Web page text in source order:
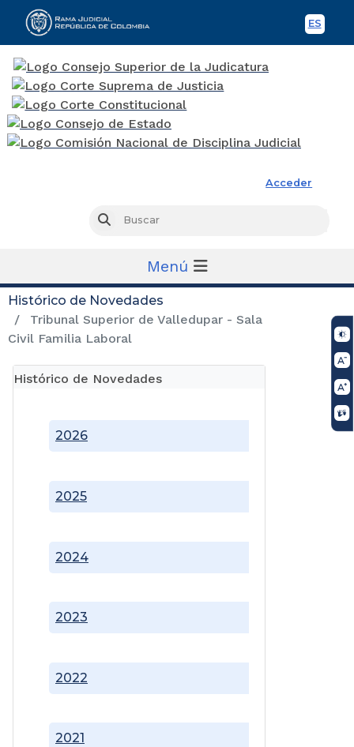
ES
Acceder
Buscar
Menú
Histórico de Novedades
Tribunal Superior de Valledupar - Sala
Civil Familia Laboral
Histórico de Novedades
2021
2022
2023
2024
2025
2026